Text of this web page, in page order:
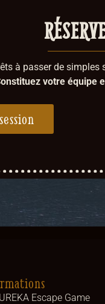
à passer de simples
votre équipe
Escape Game